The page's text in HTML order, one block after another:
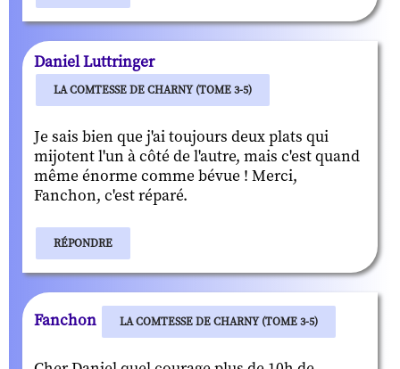
Daniel Luttringer
LA COMTESSE DE CHARNY (TOME 3-5)
Je sais bien que j'ai toujours deux plats qui
mijotent l'un à côté de l'autre, mais c'est quand
même énorme comme bévue ! Merci,
Fanchon, c'est réparé.
RÉPONDRE
Fanchon LA COMTESSE DE CHARNY (TOME 3-5)